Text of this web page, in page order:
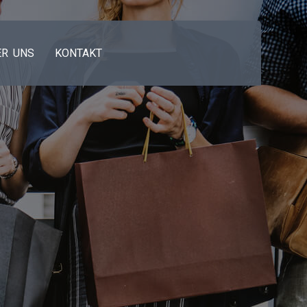
UNS KONTAKT